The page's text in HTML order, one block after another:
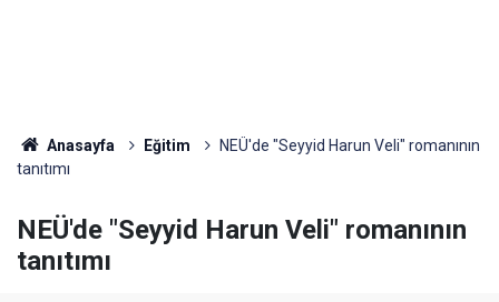
Anasayfa Eğitim
NEÜ'de "Seyyid Harun Veli" romanının
tanıtımı
NEÜ'de "Seyyid Harun Veli" romanının
tanıtımı